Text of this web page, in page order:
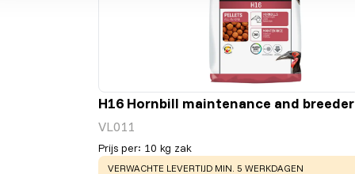
H16 Hornbill maintenance and breeder
VL011
Prijs per: 10 kg zak
WARNING:
VERWACHTE LEVERTIJD MIN. 5 WERKDAGEN